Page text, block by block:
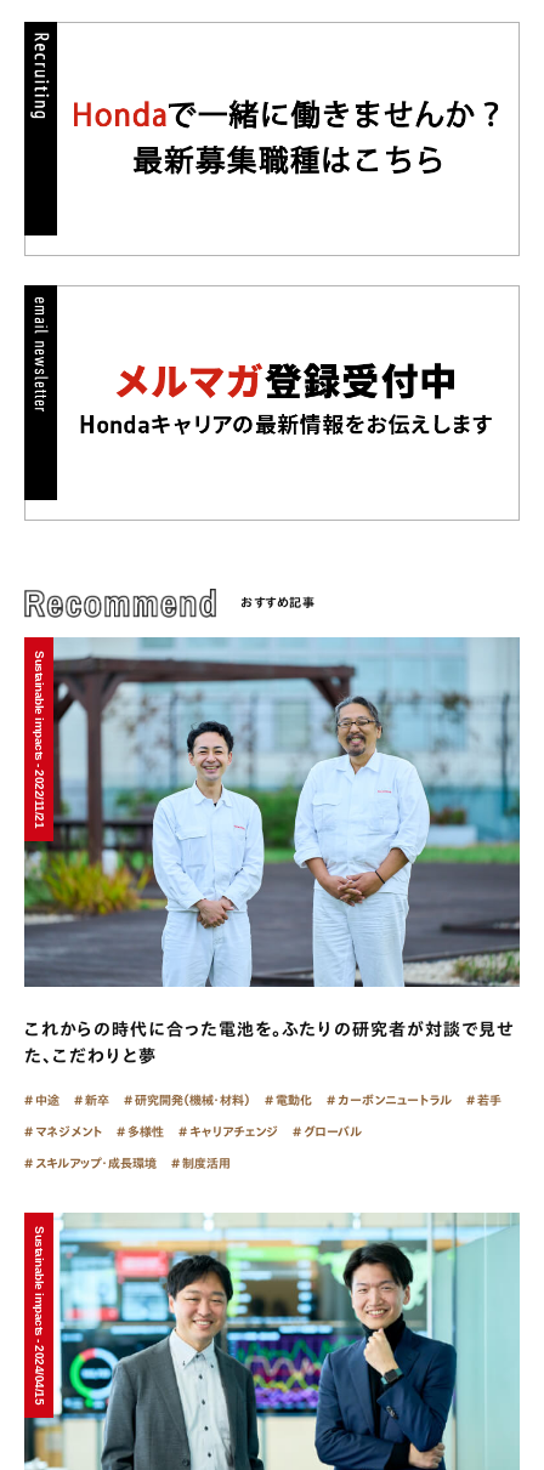
おすすめ記事
Sustainable impacts - 2022/11/21
これからの時代に合った電池を。ふたりの研究者が対談で見せ
た、こだわりと夢
中途 新卒 研究開発（機械・材料） 電動化 カーボンニュートラル 若手
マネジメント 多様性 キャリアチェンジ グローバル
スキルアップ・成長環境 制度活用
Sustainable impacts - 2024/04/15